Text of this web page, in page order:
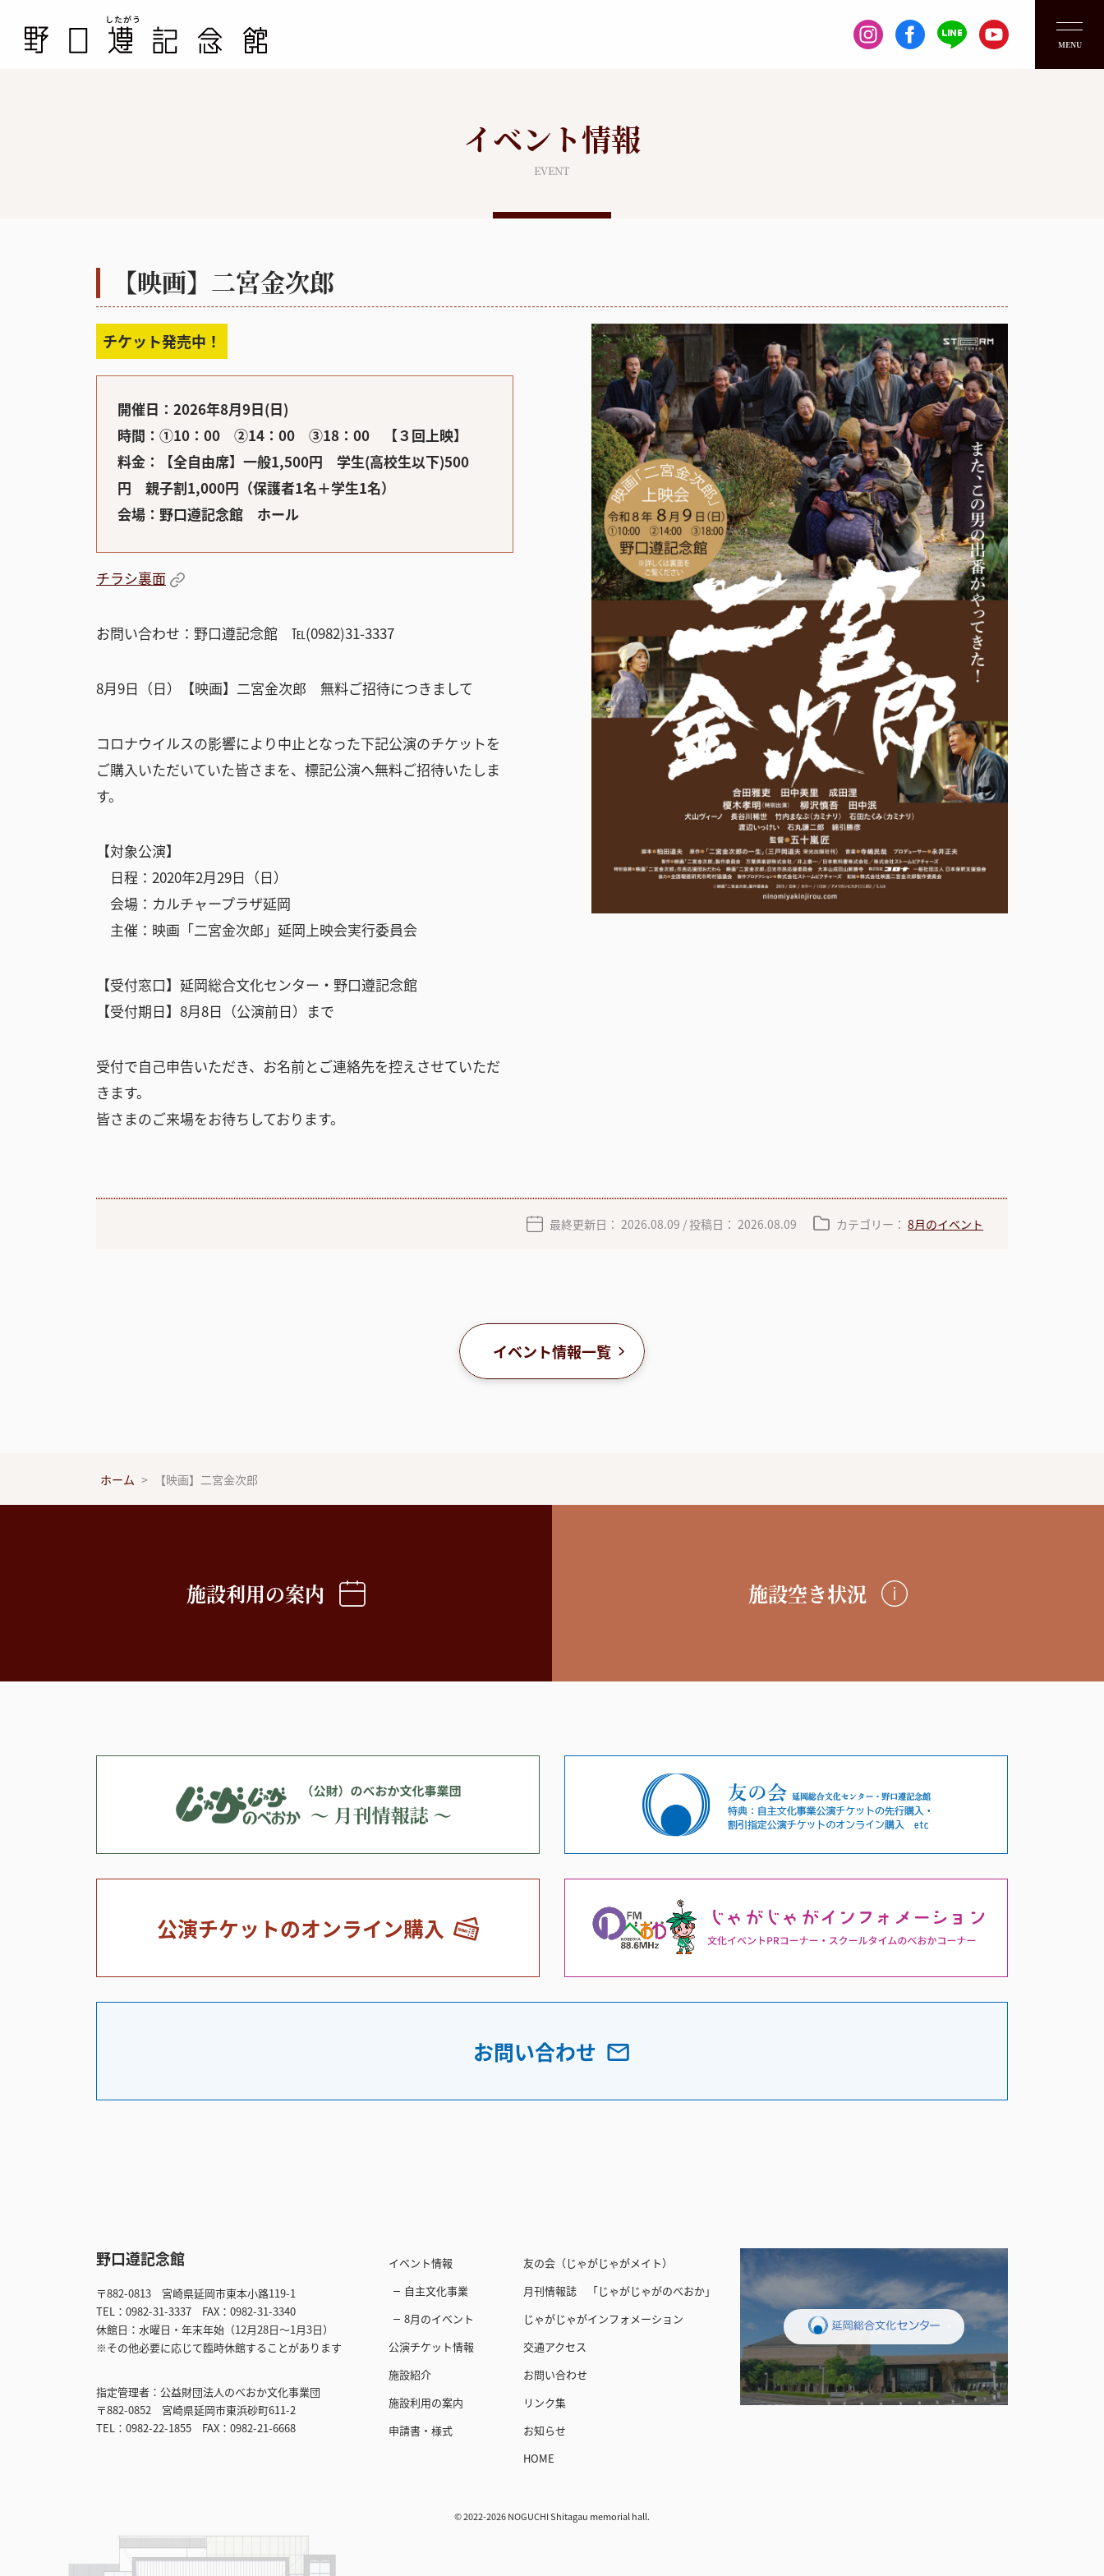
イベント情報
EVENT
【映画】二宮金次郎
チケット発売中！
開催日：2026年8月9日(日)
時間：①10：00 ②14：00 ③18：00 【３回上映】
料金：【全自由席】一般1,500円 学生(高校生以下)500
円 親子割1,000円（保護者1名＋学生1名）
会場：野口遵記念館 ホール
チラシ裏面
お問い合わせ：野口遵記念館 ℡(0982)31-3337
8月9日（日）【映画】二宮金次郎 無料ご招待につきまして
コロナウイルスの影響により中止となった下記公演のチケットを
ご購入いただいていた皆さまを、標記公演へ無料ご招待いたしま
す。
【対象公演】
日程：2020年2月29日（日）
会場：カルチャープラザ延岡
主催：映画「二宮金次郎」延岡上映会実行委員会
【受付窓口】延岡総合文化センター・野口遵記念館
【受付期日】8月8日（公演前日）まで
受付で自己申告いただき、お名前とご連絡先を控えさせていただ
きます。
皆さまのご来場をお待ちしております。
最終更新日： 2026.08.09 / 投稿日： 2026.08.09 カテゴリー： 8月のイベント
イベント情報一覧
ホーム 【映画】二宮金次郎
施設利用の案内 施設空き状況
公演チケットのオンライン購入
お問い合わせ
野口遵記念館
〒882-0813 宮崎県延岡市東本小路119-1
TEL：0982-31-3337 FAX：0982-31-3340
休館日：水曜日・年末年始（12月28日～1月3日）
※その他必要に応じて臨時休館することがあります
指定管理者： 公益財団法人のべおか文化事業団
〒882-0852 宮崎県延岡市東浜砂町611-2
TEL：0982-22-1855 FAX：0982-21-6668
イベント情報
自主文化事業
8月のイベント
公演チケット情報
施設紹介
施設利用の案内
申請書・様式
友の会（じゃがじゃがメイト）
月刊情報誌 「じゃがじゃがのべおか」
じゃがじゃがインフォメーション
交通アクセス
お問い合わせ
リンク集
お知らせ
HOME
©︎ 2022-2026 NOGUCHI Shitagau memorial hall.